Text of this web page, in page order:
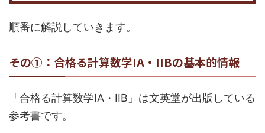
順番に解説していきます。
その①：合格る計算数学IA・IIBの基本的情報
「合格る計算数学IA・IIB」は文英堂が出版している
参考書です。